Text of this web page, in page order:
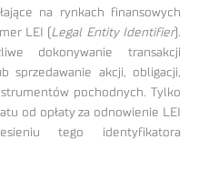
na rynkach finansowych
LEI (Legal Entity Identifier).
dokonywanie transakcji
sprzedawanie akcji, obligacji,
pochodnych. Tylko
od opłaty za odnowienie LEI
tego identyfikatora